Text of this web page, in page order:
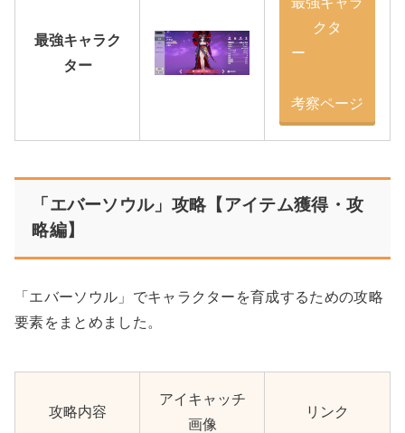
最強キャラク
ター
クタ
ー
考察ページ
「エバーソウル」攻略【アイテム獲得・攻
略編】
「エバーソウル」でキャラクターを育成するための攻略
要素をまとめました。
攻略内容
アイキャッチ
画像
リンク